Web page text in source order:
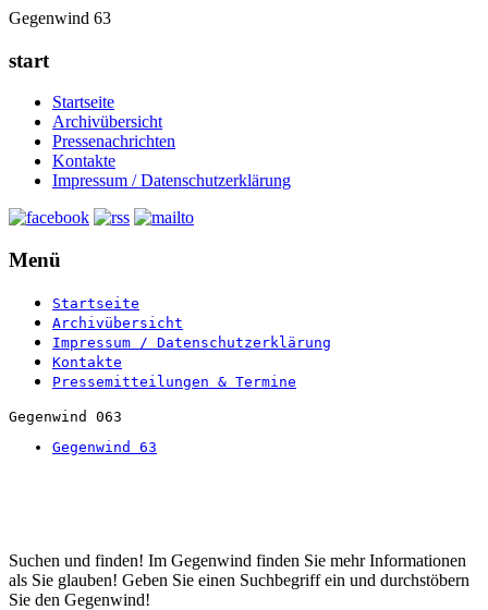
Gegenwind 63
start
Startseite
Archivübersicht
Pressenachrichten
Kontakte
Impressum / Datenschutzerklärung
Menü
Startseite
Archivübersicht
Impressum / Datenschutzerklärung
Kontakte
Pressemitteilungen & Termine
Gegenwind 063
Gegenwind 63
Startseite
Suchen und finden! Im Gegenwind finden Sie mehr Informationen
als Sie glauben! Geben Sie einen Suchbegriff ein und durchstöbern
Sie den Gegenwind!